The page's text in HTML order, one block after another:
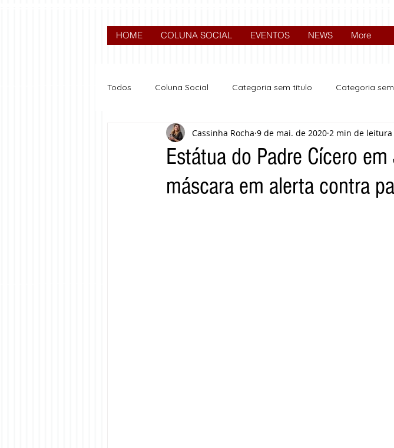
HOME COLUNA SOCIAL EVENTOS NEWS More
Todos Coluna Social Categoria sem título Categoria
Nova categoria Expocrato 2024 Política
Estátua do Padre Cícero
máscara em alerta contra
Cassinha Rocha 9 de mai. de 2020 2 min de leitura